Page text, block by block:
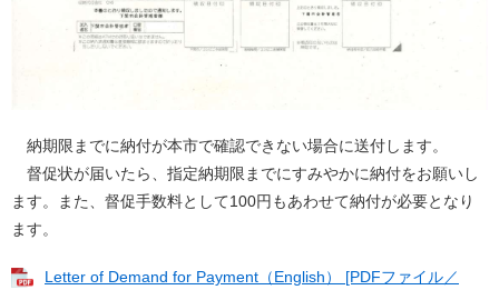
納期限までに納付が本市で確認できない場合に送付します。
督促状が届いたら、指定納期限までにすみやかに納付をお願いし
ます。また、督促手数料として100円もあわせて納付が必要となり
ます。
Letter of Demand for Payment（English） [PDFファイル／